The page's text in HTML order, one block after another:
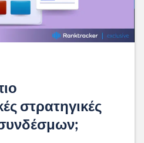
στρατηγικές